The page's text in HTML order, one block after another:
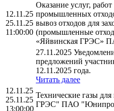
12.11.25
25.11.25
11:00:00
Оказание услуг,
промышленных
вывоз отходов для
(промышленные
«Яйвинская ГРЭС»
27.11.2025
предложений
12.11.2025 года.
Читать далее
12.11.25
25.11.25
13:00:00
Технические газы
ГРЭС" ПАО